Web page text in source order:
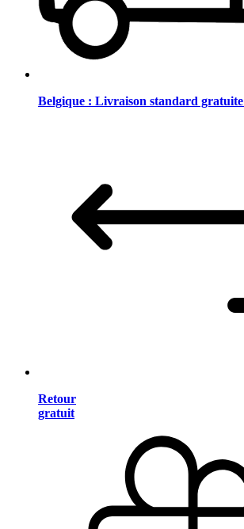
Belgique : Livraison standard gratuite
Retour
gratuit